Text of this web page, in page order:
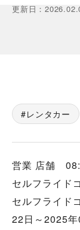
更新日 ：
レンタカー
営業 店舗
セルフライ
セルフライ
22日～2025